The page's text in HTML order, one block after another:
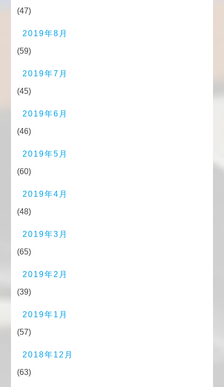
(47)
2019年8月
(59)
2019年7月
(45)
2019年6月
(46)
2019年5月
(60)
2019年4月
(48)
2019年3月
(65)
2019年2月
(39)
2019年1月
(57)
2018年12月
(63)